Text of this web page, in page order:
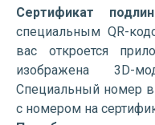
Сертификат
специальным QR-
вас откроется
изображена 3D-
Специальный номер
с номером на